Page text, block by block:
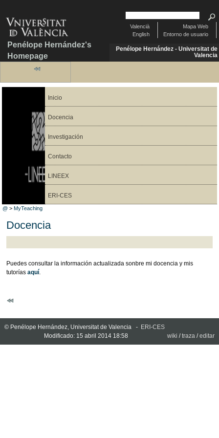
Penélope Hernández's
Homepage
Mapa Web
Entorno de usuario
Valencià
English
Penélope Hernández - Universitat de
Valencia
Inicio
Docencia
Investigación
Contacto
LINEEX
ERI-CES
@ >MyTeaching
Docencia
Puedes consultar la información actualizada sonbre mi docencia y mis
tutorías aquí.
© Penélope Hernández, Universitat de Valencia - ERI-CES
Modificado: 15 abril 2014 18:58
wiki /traza /editar